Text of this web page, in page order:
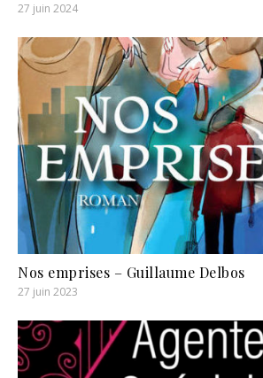
27 juin 2024
Nos emprises – Guillaume Delbos
27 juin 2023